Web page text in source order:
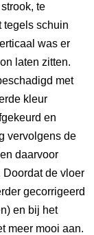
te
tegels schuin
was er
laten zitten.
met
kleur
en
vervolgens de
daarvoor
Doordat de vloer
gecorrigeerd
en bij het
meer mooi aan.